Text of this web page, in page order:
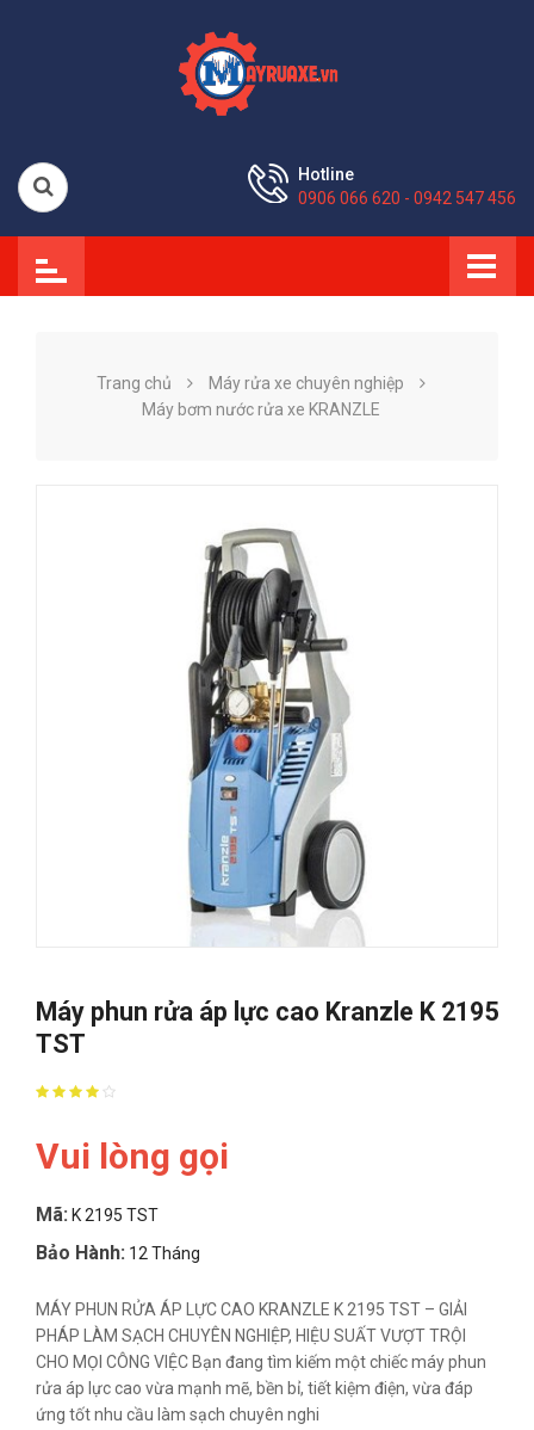
Hotline
0906 066 620 - 0942 547 456
Trang chủ
Máy rửa xe chuyên nghiệp
Máy bơm nước rửa xe KRANZLE
Máy phun rửa áp lực cao Kranzle K 2195
TST
Vui lòng gọi
Mã: K 2195 TST
Bảo Hành: 12 Tháng
MÁY PHUN RỬA ÁP LỰC CAO KRANZLE K 2195 TST – GIẢI
PHÁP LÀM SẠCH CHUYÊN NGHIỆP, HIỆU SUẤT VƯỢT TRỘI
CHO MỌI CÔNG VIỆC Bạn đang tìm kiếm một chiếc máy phun
rửa áp lực cao vừa mạnh mẽ, bền bỉ, tiết kiệm điện, vừa đáp
ứng tốt nhu cầu làm sạch chuyên nghi